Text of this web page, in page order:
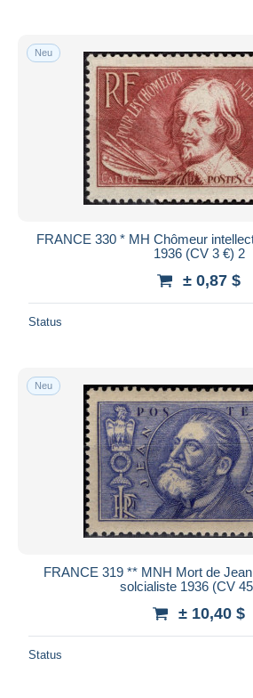
Neu
FRANCE 330 * MH Chômeur
1936 (CV 3 €) 2
± 0,87 $
Status
Neu
FRANCE 319 ** MNH Mort de
solcialiste 1936 (CV
± 10,40 $
Status